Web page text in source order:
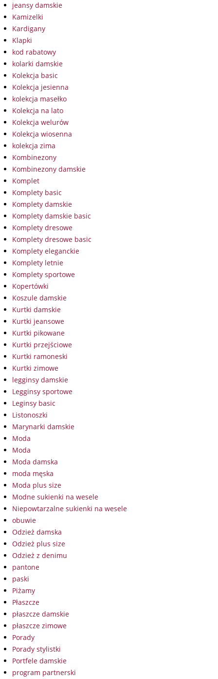
jeansy damskie
Kamizelki
Kardigany
Klapki
kod rabatowy
kolarki damskie
Kolekcja basic
Kolekcja jesienna
kolekcja masełko
Kolekcja na lato
Kolekcja welurów
Kolekcja wiosenna
kolekcja zima
Kombinezony
Kombinezony damskie
Komplet
Komplety basic
Komplety damskie
Komplety damskie basic
Komplety dresowe
Komplety dresowe basic
Komplety eleganckie
Komplety letnie
Komplety sportowe
Kopertówki
Koszule damskie
Kurtki damskie
Kurtki jeansowe
Kurtki pikowane
Kurtki przejściowe
Kurtki ramoneski
Kurtki zimowe
legginsy damskie
Legginsy sportowe
Leginsy basic
Listonoszki
Marynarki damskie
Moda
Moda
Moda damska
moda męska
Moda plus size
Modne sukienki na wesele
Niepowtarzalne sukienki na wesele
obuwie
Odzież damska
Odzież plus size
Odzież z denimu
pantone
paski
Piżamy
Płaszcze
płaszcze damskie
płaszcze zimowe
Porady
Porady stylistki
Portfele damskie
program partnerski